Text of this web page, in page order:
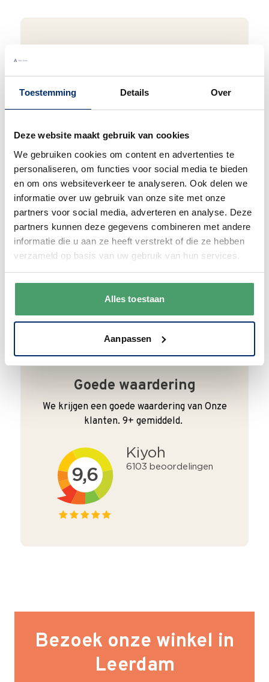
Toestemming Details Over
Deze website maakt gebruik van cookies
We gebruiken cookies om content en advertenties te
personaliseren, om functies voor social media te bieden
en om ons websiteverkeer te analyseren. Ook delen we
informatie over uw gebruik van onze site met onze
partners voor social media, adverteren en analyse. Deze
partners kunnen deze gegevens combineren met andere
informatie die u aan ze heeft verstrekt of die ze hebben
verzameld op basis van uw gebruik van hun services.
Alles toestaan
Aanpassen
Wij begrijpen dat je als klant het fijn vindt
t/m vrijdag van 9:00 - 17:00
0345 63 30 01
Duurzaam
We verpakken onze producten zorgvuldig
Vanaf € 55,-wordt jouw bestelling
Goede waardering
We krijgen een goede waardering van Onze
klanten. 9+ gemiddeld.
Bezoek onze winkel in
Leerdam